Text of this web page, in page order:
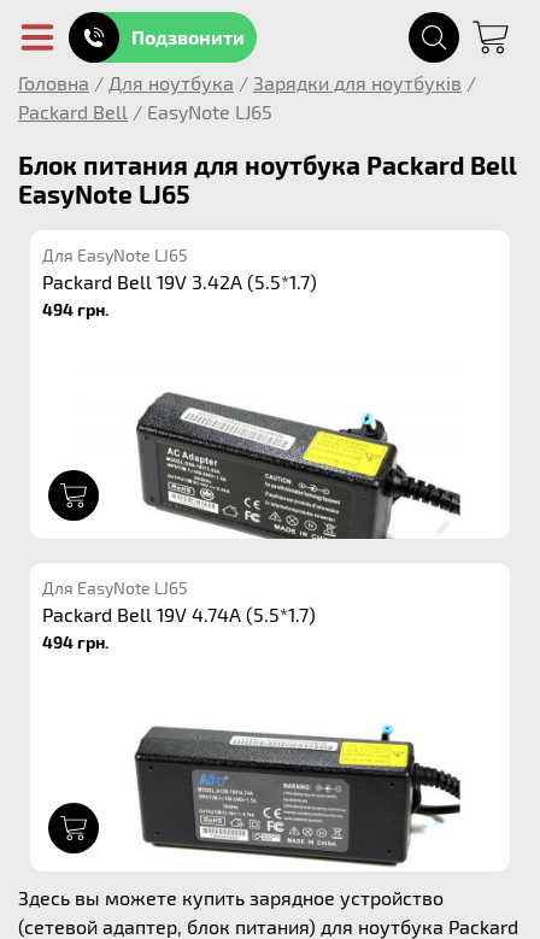
Подзвонити
Головна / Для ноутбука / Зарядки для ноутбуків /
Packard Bell / EasyNote LJ65
Блок питания для ноутбука Packard Bell
EasyNote LJ65
Для EasyNote LJ65
Packard Bell 19V 3.42A (5.5*1.7)
494 грн.
Для EasyNote LJ65
Packard Bell 19V 4.74A (5.5*1.7)
494 грн.
Здесь вы можете купить зарядное устройство
(сетевой адаптер, блок питания) для ноутбука Packard